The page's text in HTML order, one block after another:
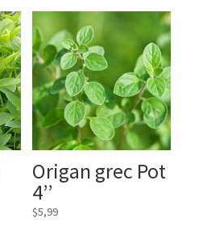
Origan grec Pot
4’’
$5,99